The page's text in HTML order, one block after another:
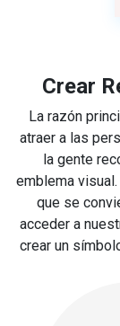
Crear
La razón
atraer a las
la gente
emblema
que se
acceder a
crear un